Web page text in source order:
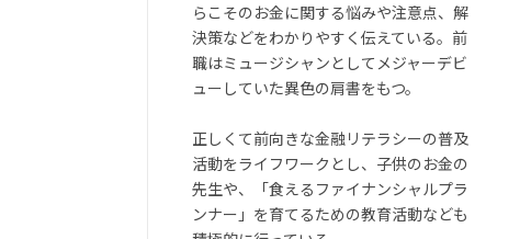
らこそのお金に関する悩みや注意点、解
決策などをわかりやすく伝えている。前
職はミュージシャンとしてメジャーデビ
ューしていた異色の肩書をもつ。
正しくて前向きな金融リテラシーの普及
活動をライフワークとし、子供のお金の
先生や、「食えるファイナンシャルプラ
ンナー」を育てるための教育活動なども